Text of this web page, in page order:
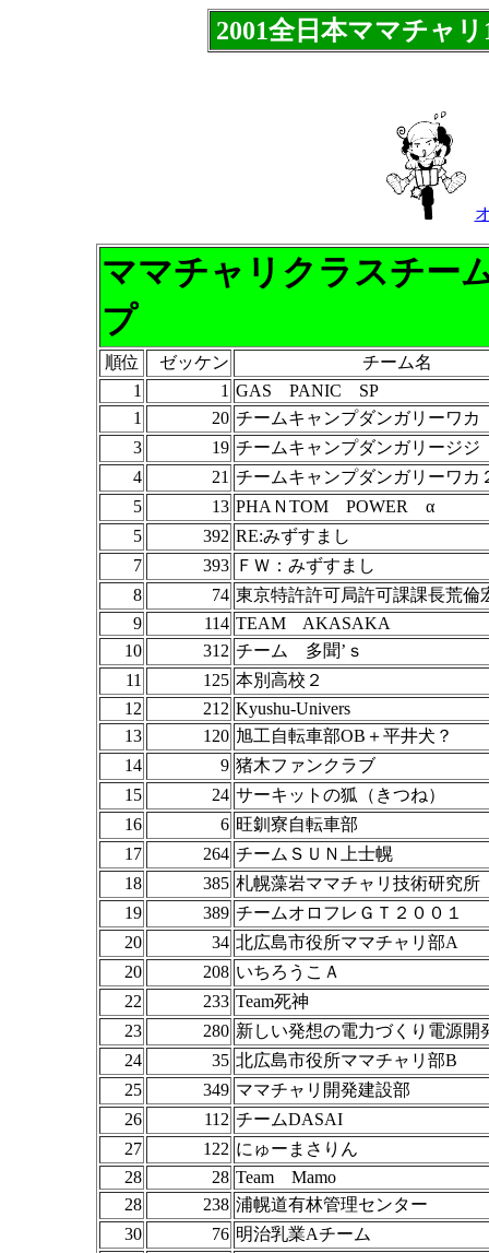
2001全日本ママチャ
ママチャリクラスチー
プ
順位 ゼッケン
チーム名
1
1 GAS PANIC SP
1
20 チームキャンプダンガリーワカ
3
19 チームキャンプダンガリージジ
4
21 チームキャンプダンガリーワカ
5
13 PHAＮTOM POWER α
5
392 RE:みずすまし
7
393 ＦＷ：みずすまし
8
74 東京特許許可局許可課課長荒倫
9
114 TEAM AKASAKA
10
312 チーム 多聞’ｓ
11
125 本別高校２
12
212 Kyushu-Univers
13
120 旭工自転車部OB＋平井犬？
14
9 猪木ファンクラブ
15
24 サーキットの狐（きつね）
16
6 旺釧寮自転車部
17
264 チームＳＵＮ上士幌
18
385 札幌藻岩ママチャリ技術研究所
19
389 チームオロフレＧＴ２００１
20
34 北広島市役所ママチャリ部A
20
208 いちろうこＡ
22
233 Team死神
23
280 新しい発想の電力づくり電源開
24
35 北広島市役所ママチャリ部B
25
349 ママチャリ開発建設部
26
112 チームDASAI
27
122 にゅーまさりん
28
28 Team Mamo
28
238 浦幌道有林管理センター
30
76 明治乳業Aチーム